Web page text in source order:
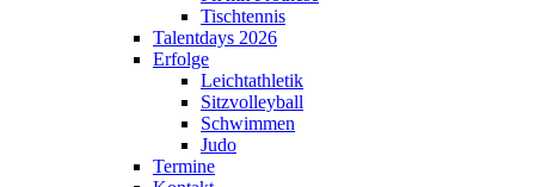
Tischtennis
Talentdays 2026
Erfolge
Leichtathletik
Sitzvolleyball
Schwimmen
Judo
Termine